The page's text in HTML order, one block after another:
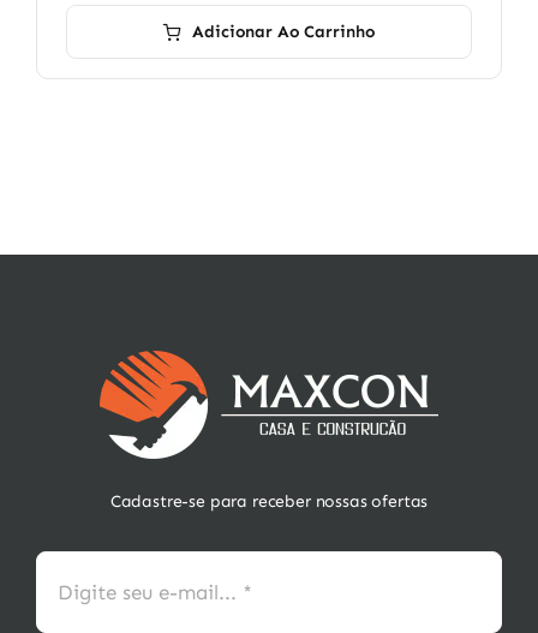
Adicionar Ao Carrinho
Cadastre-se para receber nossas ofertas